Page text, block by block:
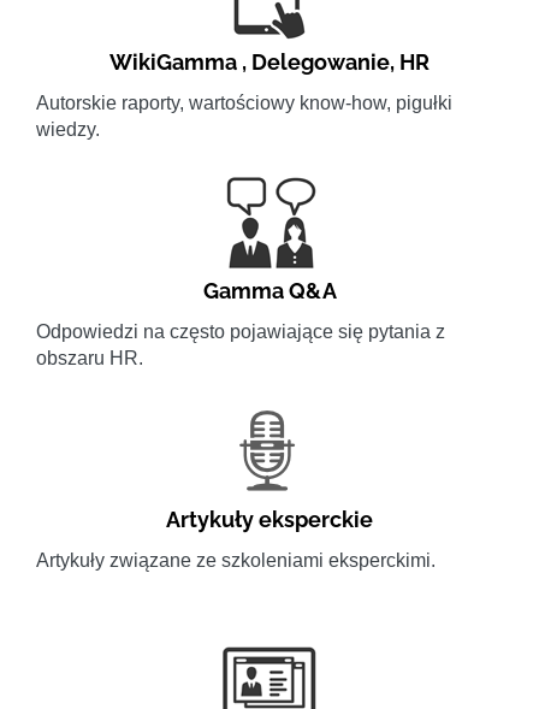
WikiGamma , Delegowanie, HR
Autorskie raporty, wartościowy know-how, pigułki
wiedzy.
Gamma Q&A
Odpowiedzi na często pojawiające się pytania z
obszaru HR.
Artykuły eksperckie
Artykuły związane ze szkoleniami eksperckimi.